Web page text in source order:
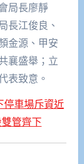
局長廖靜
長江俊良、
金源、甲安
襄盛舉；立
表致意。
停車場斥資近
管齊下